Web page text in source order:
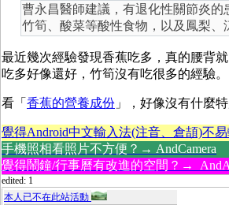
曹永昌醫師建議，有退化性關節炎的
竹筍、酸菜等酸性食物，以及鳳梨、
最近幾次經驗發現香蕉吃多，真的腰背
吃多好像還好，竹筍沒有吃很多的經驗。
看「 香蕉的營養成份 」，好像沒有什麼特
覺得Android中文輸入法(注音、倉頡)不
手機照相看照片不方便？→ AndCamera
覺得鬧鐘/行事曆有改進的空間？→
edited: 1
本人已不在此站活動